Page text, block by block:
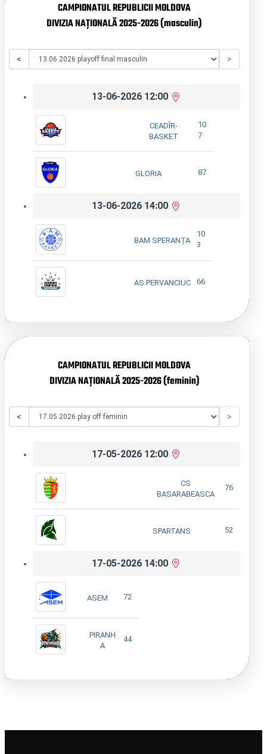
CAMPIONATUL REPUBLICII MOLDOVA
DIVIZIA NAȚIONALĂ 2025-2026 (masculin)
< >
13-06-2026 12:00
CEADÎR-
BASKET
10
7
GLORIA 87
13-06-2026 14:00
BAM SPERANȚA
10
3
AS PERVANCIUC 66
CAMPIONATUL REPUBLICII MOLDOVA
DIVIZIA NAȚIONALĂ 2025-2026 (feminin)
< >
17-05-2026 12:00
CS
BASARABEASCA
76
SPARTANS 52
17-05-2026 14:00
ASEM 72
PIRANH
A
44